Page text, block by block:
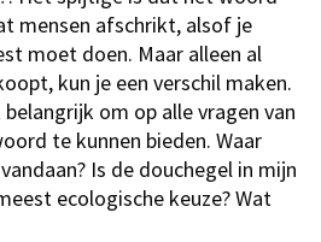
mensen afschrikt, alsof je
moet doen. Maar alleen al
kun je een verschil maken.
om op alle vragen van
te kunnen bieden. Waar
Is de douchegel in mijn
ecologische keuze? Wat